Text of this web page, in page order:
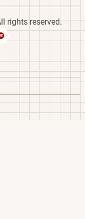
rights reserved.